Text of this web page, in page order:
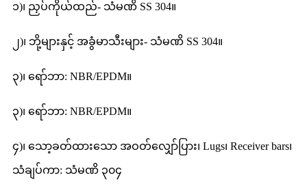
၁)၊ ညှပ်ကိုယ်ထည်- သံမဏိ SS 304။
၂)၊ ဘို့များနှင့် အခွံမာသီးများ- သံမဏိ SS 304။
၃)၊ ရော်ဘာ: NBR/EPDM။
၃)၊ ရော်ဘာ: NBR/EPDM။
၄)၊ သော့ခတ်ထားသော အဝတ်လျှော်ပြား၊ Lugs၊ Receiver bars၊
သံချပ်ကာ: သံမဏိ ၃၀၄